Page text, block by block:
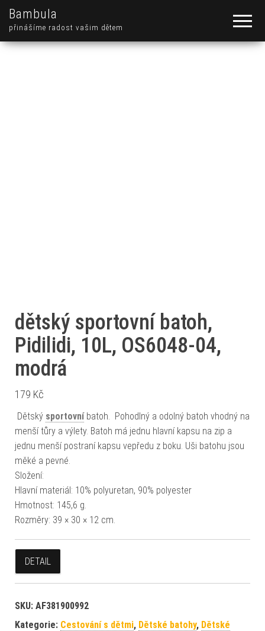
Bambula
přinášíme radost vašim dětem
dětský sportovní batoh,
Pidilidi, 10L, OS6048-04,
modrá
179 Kč
Dětský sportovníbatoh. Pohodlný a odolný batoh vhodný na
menší tůry a výlety. Batoh má jednu hlavní kapsu na zip a
jednu menší postraní kapsu vepředu z boku. Uši batohu jsou
měké a pevné.
Složení:
Hlavní materiál: 10% polyuretan, 90% polyester
Hmotnost: 145,6 g.
Rozměry: 39 × 30 × 12 cm.
DETAIL
SKU: AF381900992
Kategorie: Cestování s dětmi, Dětské batohy, Dětské